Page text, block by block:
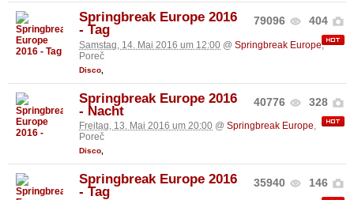
79096 404
Springbreak Europe 2016
- Tag
Samstag, 14. Mai 2016 um 12:00 @ Springbreak Europe,
Poreč
Disco
40776 328
Springbreak Europe 2016
- Nacht
Freitag, 13. Mai 2016 um 20:00 @ Springbreak Europe,
Poreč
Disco
35940 146
Springbreak Europe 2016
- Tag